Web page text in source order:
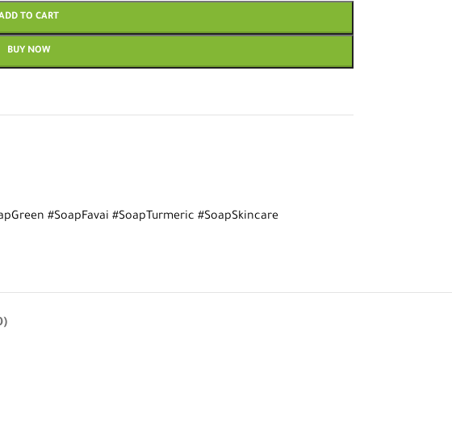
TO CART
BUY NOW
#SoapFavai #SoapTurmeric #SoapSkincare